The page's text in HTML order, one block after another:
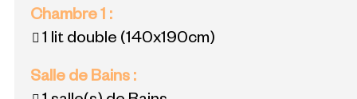
Chambre 1 :
1 lit double (140x190cm)
Salle de Bains :